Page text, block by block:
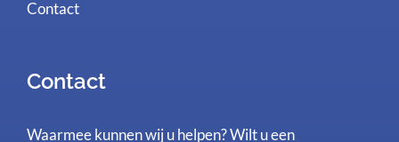
Contact
Contact
Waarmee kunnen wij u helpen? Wilt u een